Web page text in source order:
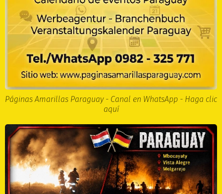
Páginas Amarillas Paraguay - Canal en WhatsApp - Haga clic
aquí